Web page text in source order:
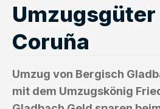
Umzugsgüter
Coruña
Umzug von Bergisch
mit dem Umzugskönig